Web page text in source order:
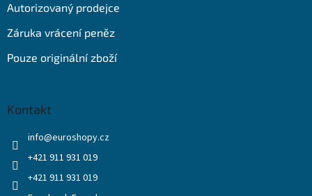
Autorizovaný prodejce
Záruka vrácení peněz
Pouze originální zboží
Kontakt
info@euroshopy.cz
+421 911 931 019
+421 911 931 019